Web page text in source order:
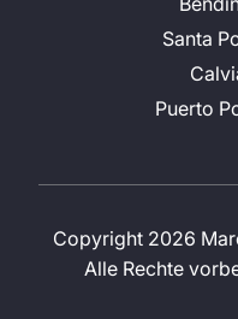
Santa
Puerto
Copyright 2026
Alle Rechte